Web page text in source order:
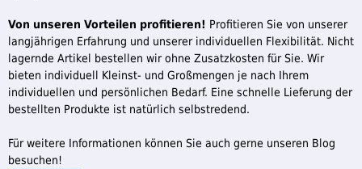
Von unseren Vorteilen profitieren! Profitieren Sie von unserer
langjährigen Erfahrung und unserer individuellen Flexibilität. Nicht
lagernde Artikel bestellen wir ohne Zusatzkosten für Sie. Wir
bieten individuell Kleinst- und Großmengen je nach Ihrem
individuellen und persönlichen Bedarf. Eine schnelle Lieferung der
bestellten Produkte ist natürlich selbstredend.
Für weitere Informationen können Sie auch gerne unseren Blog
besuchen!